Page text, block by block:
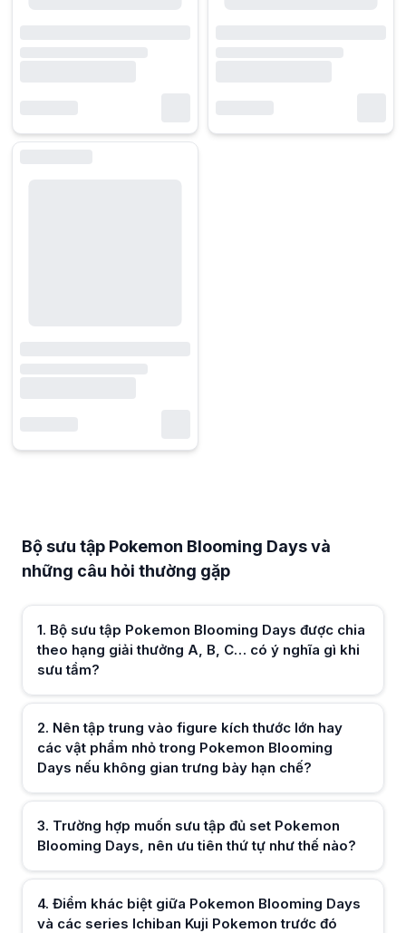
Nên tập trung vào figure kích thước lớn hay các vật phẩm nhỏ trong
Với phòng nhỏ hoặc kệ sách gọn, các vật phẩm mini trong
Khi theo đuổi trọn bộ Pokemon Blooming Days, nhiều người bắt
Điểm khác biệt giữa Pokemon Blooming Days và các series Ichiban
Pokemon Blooming Days nổi bật với concept theo mùa và tông
Nếu mua Pokemon Blooming Days để làm quà, nên cân nhắc yếu tố
Với Pokemon Blooming Days, nên dựa vào nhân vật Pokemon
Có nên kết hợp Pokemon Blooming Days với các bộ Ichiban Kuji
Pokemon Blooming Days có phong cách nhẹ nhàng, vì vậy khi đặt
Khi so sánh Pokemon Blooming Days với figure Pokemon thông
So với figure bán lẻ, Pokemon Blooming Days mang tính sưu tầm
Bộ sưu tập Pokemon Blooming Days và
những câu hỏi thường gặp
1. Bộ sưu tập Pokemon Blooming Days được chia
theo hạng giải thưởng A, B, C… có ý nghĩa gì khi
sưu tầm?
Hữu ích (0)
2. Nên tập trung vào figure kích thước lớn hay
các vật phẩm nhỏ trong Pokemon Blooming
Days nếu không gian trưng bày hạn chế?
Hữu ích (0)
3. Trường hợp muốn sưu tập đủ set Pokemon
Blooming Days, nên ưu tiên thứ tự như thế nào?
4. Điểm khác biệt giữa Pokemon Blooming Days
và các series Ichiban Kuji Pokemon trước đó